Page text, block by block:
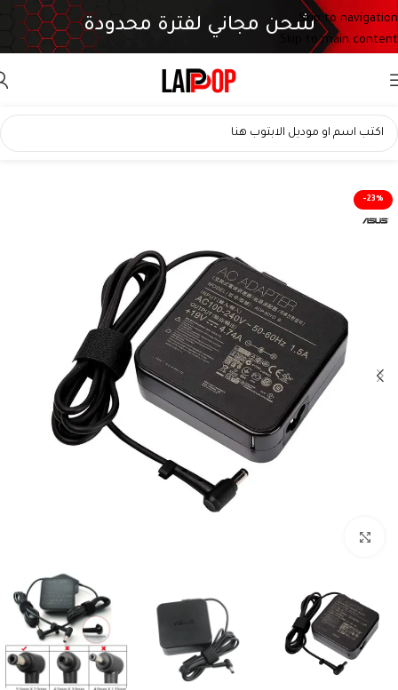
Skip to navigation
Skip to main content
شحن مجاني لفترة محدودة
شاحن اسوس 90 واط أصلي – 19.5V 4.74A – 5.5×2.5mm – ADP-90YD B
-23%